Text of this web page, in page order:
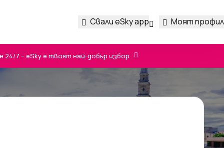
Свали eSky app Моят профил
7 – eSky е твоят най-добър избор.